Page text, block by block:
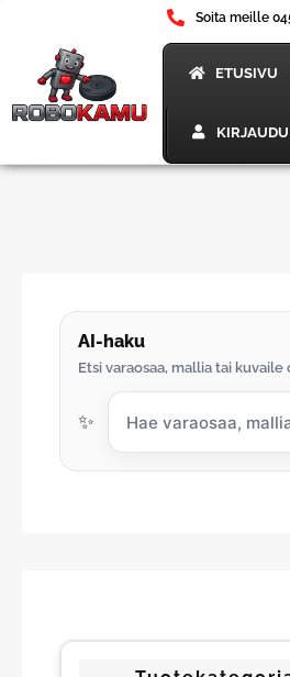
sisältöön
Soita meille
ETUSIVU
AI-haku
Etsi varaosaa, mallia tai kuvaile
✨